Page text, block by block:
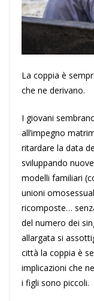
La coppia è
che ne derivano.
I giovani
all’impegno
ritardare la data
sviluppando
modelli familiari
unioni
ricomposte…
del numero dei
allargata si
città la coppia è
implicazioni che
i figli sono piccoli.